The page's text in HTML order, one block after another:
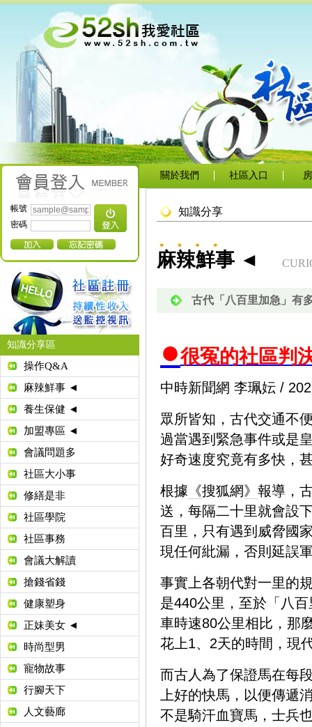
帳號
密碼
知識分享區
操作Q&A
麻辣鮮事 ◄
養生保健 ◄
加盟專區 ◄
會議問題多
社區大小事
修繕是非
社區學院
社區事務
會議大解讀
搶錢省錢
健康塑身
正妹美女 ◄
時尚型男
寵物故事
行腳天下
人文藝廊
關於我們 社區入口
知識分享
麻辣鮮事 ◄
古代「八百里加急」有
●很冤的社區判
中時新聞網 李珮妘 /
眾所皆知，古代交通不
過當遇到緊急事件或是
好奇速度究竟有多快，
根據 《搜狐網》 報導，
送，每隔二十里就會設
百里，只有遇到威脅國
現任何紕漏，否則延誤
事實上各朝代對一里的
是440公里，至於「八
車時速80公里相比，那
花上1、2天的時間，現
而古人為了保證馬在每
上好的快馬，以便傳遞
不是騎汗血寶馬，士兵